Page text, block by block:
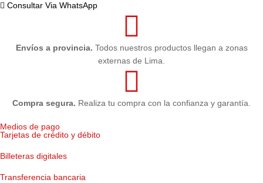
Condición
Garantía 6 meses (Epson Perú)
Consultar Via WhatsApp
Envíos a provincia. Todos nuestros productos llegan a zonas
externas de Lima.
Compra segura. Realiza tu compra con la confianza y garantía.
Medios de pago
Tarjetas de crédito y débito
Billeteras digitales
Transferencia bancaria